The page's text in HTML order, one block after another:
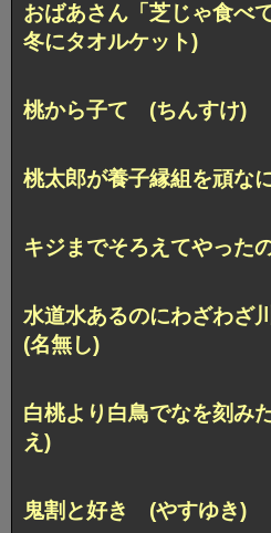
おばあさん「芝じゃ食
冬にタオルケット)
桃から子て (ちんすけ)
桃太郎が養子縁組を頑な
キジまでそろえてやった
水道水あるのにわざわざ
(名無し)
白桃より白鳥でなを刻み
え)
鬼割と好き (やすゆき)